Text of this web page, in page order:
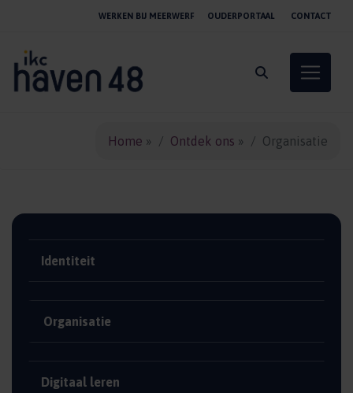
WERKEN BIJ MEERWERF OUDERPORTAAL CONTACT
Toggle
Home » Ontdek ons » Organisatie
Identiteit
Organisatie
Digitaal leren